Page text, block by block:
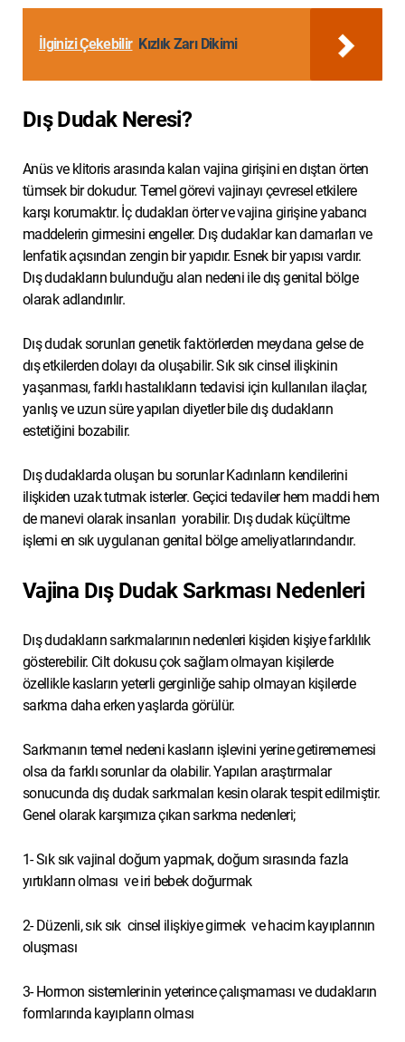
İlginizi Çekebilir Kızlık Zarı Dikimi
Dış Dudak Neresi?
Anüs ve klitoris arasında kalan vajina girişini en dıştan örten
tümsek bir dokudur. Temel görevi vajinayı çevresel etkilere
karşı korumaktır. İç dudakları örter ve vajina girişine yabancı
maddelerin girmesini engeller. Dış dudaklar kan damarları ve
lenfatik açısından zengin bir yapıdır. Esnek bir yapısı vardır.
Dış dudakların bulunduğu alan nedeni ile dış genital bölge
olarak adlandırılır.
Dış dudak sorunları genetik faktörlerden meydana gelse de
dış etkilerden dolayı da oluşabilir. Sık sık cinsel ilişkinin
yaşanması, farklı hastalıkların tedavisi için kullanılan ilaçlar,
yanlış ve uzun süre yapılan diyetler bile dış dudakların
estetiğini bozabilir.
Dış dudaklarda oluşan bu sorunlar Kadınların kendilerini
ilişkiden uzak tutmak isterler. Geçici tedaviler hem maddi hem
de manevi olarak insanları yorabilir. Dış dudak küçültme
işlemi en sık uygulanan genital bölge ameliyatlarındandır.
Vajina Dış Dudak Sarkması Nedenleri
Dış dudakların sarkmalarının nedenleri kişiden kişiye farklılık
gösterebilir. Cilt dokusu çok sağlam olmayan kişilerde
özellikle kasların yeterli gerginliğe sahip olmayan kişilerde
sarkma daha erken yaşlarda görülür.
Sarkmanın temel nedeni kasların işlevini yerine getirememesi
olsa da farklı sorunlar da olabilir. Yapılan araştırmalar
sonucunda dış dudak sarkmaları kesin olarak tespit edilmiştir.
Genel olarak karşımıza çıkan sarkma nedenleri;
1- Sık sık vajinal doğum yapmak, doğum sırasında fazla
yırtıkların olması ve iri bebek doğurmak
2- Düzenli, sık sık cinsel ilişkiye girmek ve hacim kayıplarının
oluşması
3- Hormon sistemlerinin yeterince çalışmaması ve dudakların
formlarında kayıpların olması